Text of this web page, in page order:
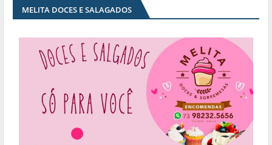
MELITA DOCES E SALAGADOS